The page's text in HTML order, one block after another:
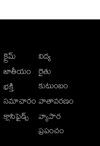
క్రైమ్
జాతీయం
భక్తి
సమాచారం
క్లాసిఫైడ్స్
విద్య
రైతు
కుటుంబం
వాతావరణం
వ్యాపార
ప్రపంచం